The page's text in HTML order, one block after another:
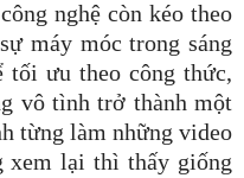
nghệ còn kéo theo
máy móc trong sáng
ưu theo công thức,
vô tình trở thành một
từng làm những video
xem lại thì thấy giống